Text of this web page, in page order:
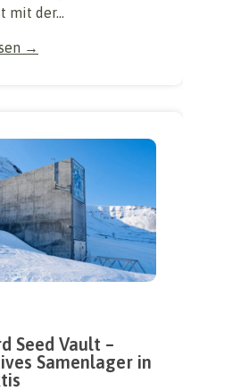
mit der...
→
Seed Vault –
Samenlager in